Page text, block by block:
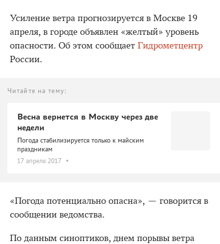
Усиление ветра прогнозируется в Москве 19
апреля, в городе объявлен «желтый» уровень
опасности. Об этом сообщает Гидрометцентр
России.
Читайте на тему:
Весна вернется в Москву через две
недели
Погода стабилизируется только к майским
праздникам
17 апреля 2017
«Погода потенциально опасна», — говорится в
сообщении ведомства.
По данным синоптиков, днем порывы ветра